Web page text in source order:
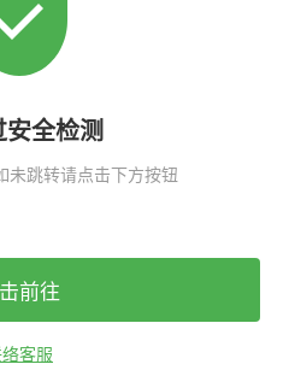
安全检测
未跳转请点击下方按钮
前往
客服